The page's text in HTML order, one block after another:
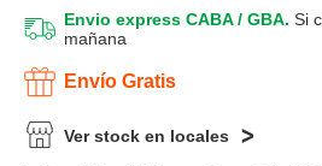
Envio express CABA / GBA. Si
mañana
Envío Gratis
Ver stock en locales